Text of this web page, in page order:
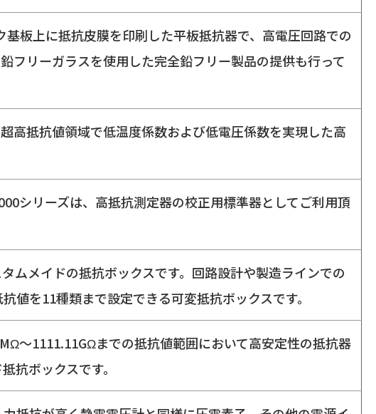
基板上に抵抗皮膜を印刷した平板抵抗器で、高電圧回路での
フリーガラスを使用した完全鉛フリー製品の提供も行って
高抵抗値領域で低温度係数および低電圧係数を実現した高
シリーズは、高抵抗測定器の校正用標準器としてご利用頂
ムメイドの抵抗ボックスです。回路設計や製造ラインでの
値を11種類まで設定できる可変抵抗ボックスです。
～1111.11GΩまでの抵抗値範囲において高安定性の抵抗器
抗ボックスです。